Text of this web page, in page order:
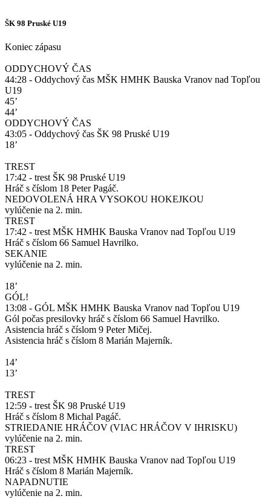
ŠK 98 Pruské U19
Koniec zápasu
ODDYCHOVÝ ČAS
44:28 - Oddychový čas MŠK HMHK Bauska Vranov nad Topľou
U19
45’
44’
ODDYCHOVÝ ČAS
43:05 - Oddychový čas ŠK 98 Pruské U19
18’
TREST
17:42 - trest ŠK 98 Pruské U19
Hráč s číslom 18 Peter Pagáč.
NEDOVOLENÁ HRA VYSOKOU HOKEJKOU
vylúčenie na 2. min.
TREST
17:42 - trest MŠK HMHK Bauska Vranov nad Topľou U19
Hráč s číslom 66 Samuel Havrilko.
SEKANIE
vylúčenie na 2. min.
18’
GÓL!
13:08 - GÓL MŠK HMHK Bauska Vranov nad Topľou U19
Gól počas presilovky hráč s číslom 66 Samuel Havrilko.
Asistencia hráč s číslom 9 Peter Mičej.
Asistencia hráč s číslom 8 Marián Majerník.
14’
13’
TREST
12:59 - trest ŠK 98 Pruské U19
Hráč s číslom 8 Michal Pagáč.
STRIEDANIE HRÁČOV (VIAC HRÁČOV V IHRISKU)
vylúčenie na 2. min.
TREST
06:23 - trest MŠK HMHK Bauska Vranov nad Topľou U19
Hráč s číslom 8 Marián Majerník.
NAPADNUTIE
vylúčenie na 2. min.